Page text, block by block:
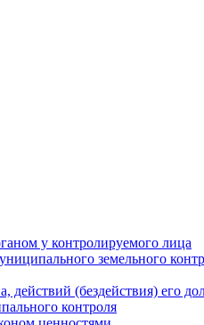
у контролируемого лица
земельного
действий (бездействия) его
контроля